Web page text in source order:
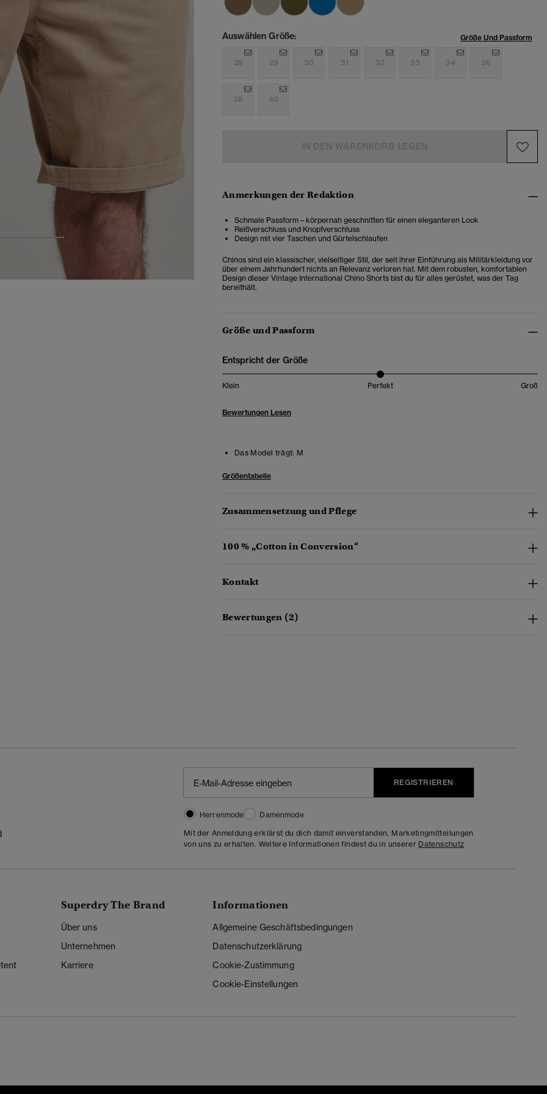
Auswählen Größe: Größe Und Passform
28 29 30 31 32 33 34 36
38 40
Anmerkungen der Redaktion
Schmale Passform – körpernah geschnitten für einen eleganteren Look
Reißverschluss und Knopfverschluss
Design mit vier Taschen und Gürtelschlaufen
Chinos sind ein klassischer, vielseitiger Stil, der seit ihrer Einführung als Militärkleidung vor
über einem Jahrhundert nichts an Relevanz verloren hat. Mit dem robusten, komfortablen
Design dieser Vintage International Chino Shorts bist du für alles gerüstet, was der Tag
bereithält.
Größe und Passform
Entspricht der Größe
Klein Perfekt Groß
Bewertungen Lesen
Das Model trägt: M
Größentabelle
Zusammensetzung und Pflege
100 % „Cotton in Conversion“
Kontakt
Bewertungen (2)
REGISTRIEREN
Herrenmode
Damenmode
Mit der Anmeldung erklärst du dich damit einverstanden, Marketingmitteilungen
von uns zu erhalten. Weitere Informationen findest du in unserer Datenschutz
Superdry The Brand
Über uns
Unternehmen
Karriere
Informationen
Allgemeine Geschäftsbedingungen
Datenschutzerklärung
Cookie-Zustimmung
Cookie-Einstellungen